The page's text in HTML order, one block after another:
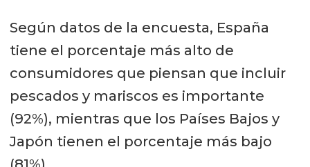
Según datos de la encuesta, España
tiene el porcentaje más alto de
consumidores que piensan que incluir
pescados y mariscos es importante
(92%), mientras que los Países Bajos y
Japón tienen el porcentaje más bajo